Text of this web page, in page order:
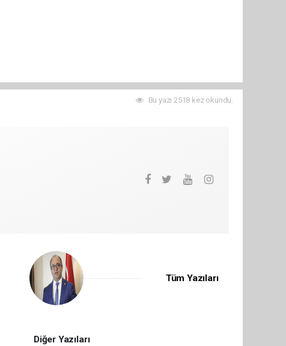
Bu yazı 2518 kez okundu.
Tüm Yazıları
Diğer Yazıları